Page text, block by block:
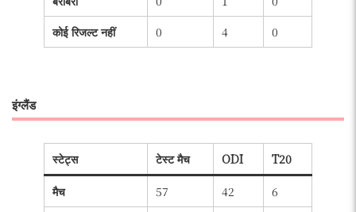
कोई रिजल्ट नहीं
0 4 0
इंग्लैंड
स्टेट्स टेस्ट मैच ODI T20
मैच 57 42
6